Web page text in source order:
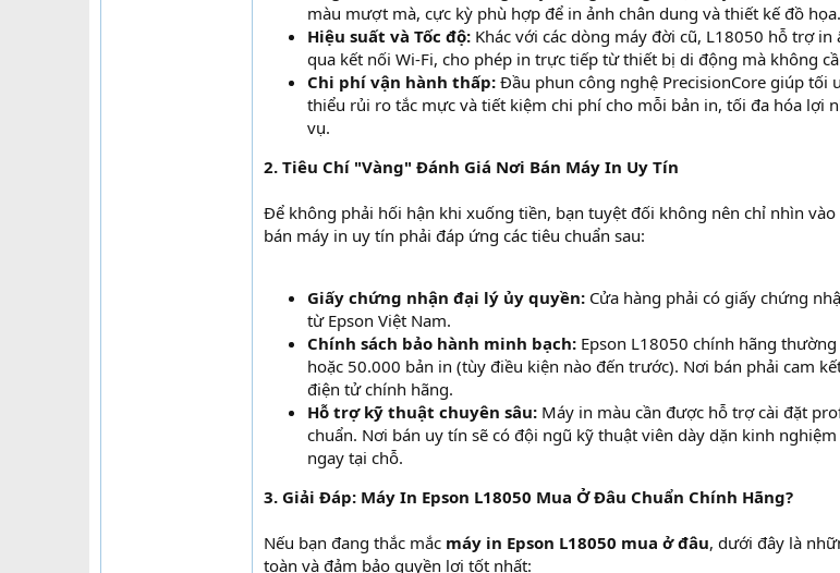
màu mượt mà, cực kỳ phù hợp để in ảnh chân dung và thiết kế đồ họa.
Hiệu suất và Tốc độ: Khác với các dòng máy đời cũ, L18050 hỗ trợ in
qua kết nối Wi-Fi, cho phép in trực tiếp từ thiết bị di động mà không
Chi phí vận hành thấp: Đầu phun công nghệ PrecisionCore giúp tối
thiểu rủi ro tắc mực và tiết kiệm chi phí cho mỗi bản in, tối đa hóa lợi
vụ.
2. Tiêu Chí "Vàng" Đánh Giá Nơi Bán Máy In Uy Tín
Để không phải hối hận khi xuống tiền, bạn tuyệt đối không nên chỉ nhìn
bán máy in uy tín phải đáp ứng các tiêu chuẩn sau:
Giấy chứng nhận đại lý ủy quyền: Cửa hàng phải có giấy chứng
từ Epson Việt Nam.
Chính sách bảo hành minh bạch: Epson L18050 chính hãng
hoặc 50.000 bản in (tùy điều kiện nào đến trước). Nơi bán phải cam
điện tử chính hãng.
Hỗ trợ kỹ thuật chuyên sâu: Máy in màu cần được hỗ trợ cài đặt
chuẩn. Nơi bán uy tín sẽ có đội ngũ kỹ thuật viên dày dặn kinh
ngay tại chỗ.
3. Giải Đáp: Máy In Epson L18050 Mua Ở Đâu Chuẩn Chính Hãng?
Nếu bạn đang thắc mắc máy in Epson L18050 mua ở đâu, dưới đây là
toàn và đảm bảo quyền lợi tốt nhất: